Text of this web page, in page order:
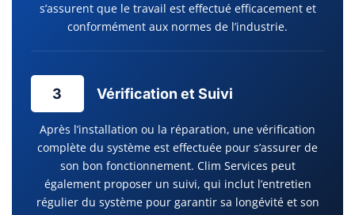
s’assurent que le travail est effectué efficacement et
conformément aux normes de l’industrie.
3 Vérification et Suivi
Après l’installation ou la réparation, une vérification
complète du système est effectuée pour s’assurer de
son bon fonctionnement. Clim Services peut
également proposer un suivi, qui inclut l’entretien
régulier du système pour garantir sa longévité et son